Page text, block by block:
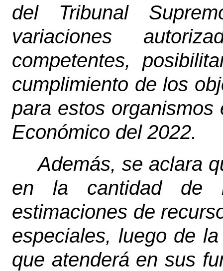
del Tribunal
variaciones
competentes,
cumplimiento de los
para estos
Económico del 2022.
Además, se aclara
en la cantidad de
estimaciones de
especiales, luego de
que atenderá en sus